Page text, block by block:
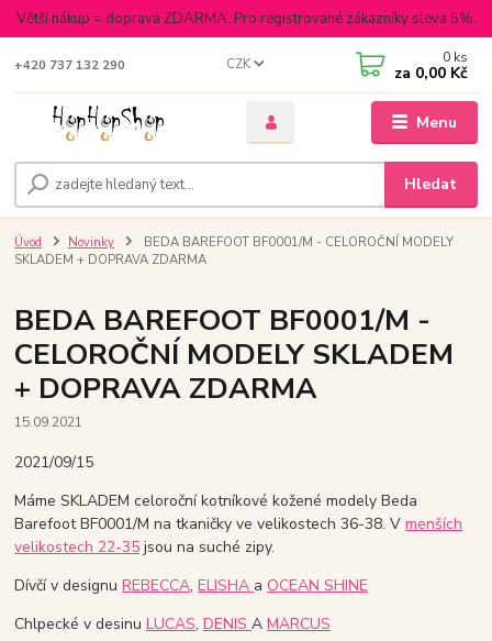
Větší nákup = doprava ZDARMA. Pro registrované zákazníky sleva 5%.
Menu
CZK
Hledat
+420 737 132 290 0 ks
za 0,00 Kč
Úvod Novinky
BEDA BAREFOOT BF0001/M - CELOROČNÍ MODELY
SKLADEM + DOPRAVA ZDARMA
BEDA BAREFOOT BF0001/M -
CELOROČNÍ MODELY SKLADEM
+ DOPRAVA ZDARMA
15.09.2021
2021/09/15
Máme SKLADEM celoroční kotníkové kožené modely Beda
Barefoot BF0001/M na tkaničky ve velikostech 36-38. Vmenších
velikostech 22-35 jsou na suché zipy.
Dívčí v designuREBECCA,ELISHA a OCEAN SHINE
Chlpecké v desinuLUCAS,DENISAMARCUS